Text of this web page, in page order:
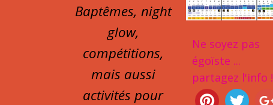
Baptêmes, night
glow,
compétitions,
mais aussi
activités pour
Ne soyez pas
égoïste ...
partagez l'info !